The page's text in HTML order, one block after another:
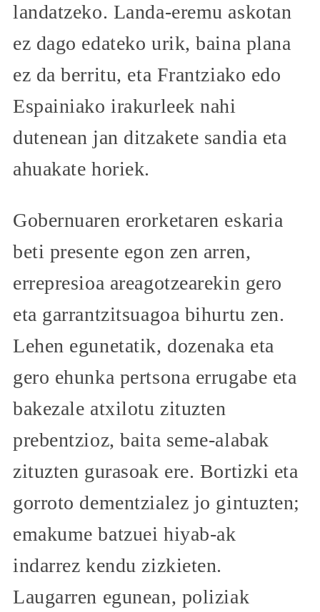
landatzeko. Landa-eremu askotan
ez dago edateko urik, baina plana
ez da berritu, eta Frantziako edo
Espainiako irakurleek nahi
dutenean jan ditzakete sandia eta
ahuakate horiek.
Gobernuaren erorketaren eskaria
beti presente egon zen arren,
errepresioa areagotzearekin gero
eta garrantzitsuagoa bihurtu zen.
Lehen egunetatik, dozenaka eta
gero ehunka pertsona errugabe eta
bakezale atxilotu zituzten
prebentzioz, baita seme-alabak
zituzten gurasoak ere. Bortizki eta
gorroto dementzialez jo gintuzten;
emakume batzuei hiyab-ak
indarrez kendu zizkieten.
Laugarren egunean, poliziak